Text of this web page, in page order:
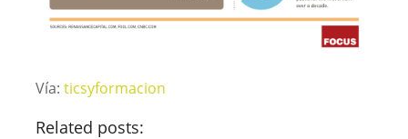
Vía: ticsyformacion
Related posts: